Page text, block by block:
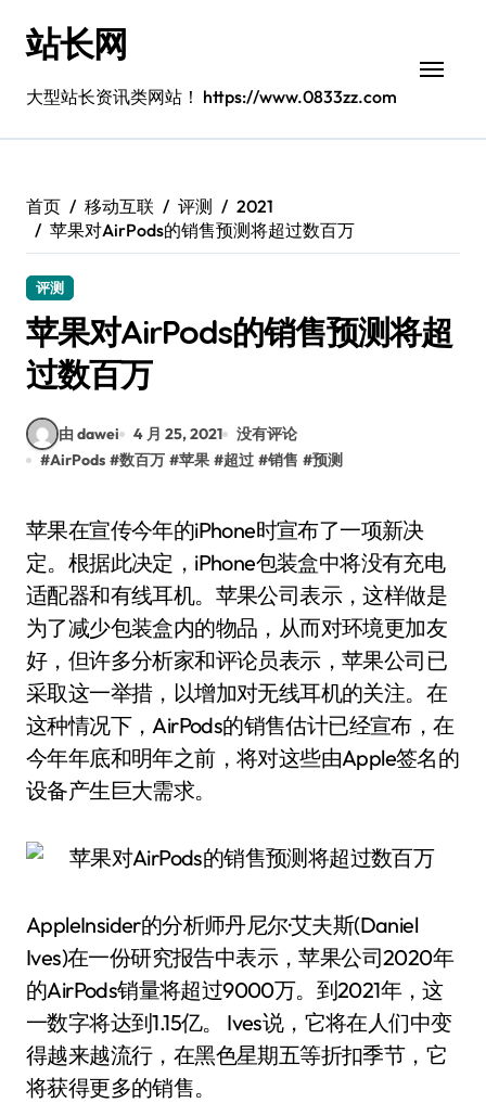
站长网
大型站长资讯类网站！ https://www.0833zz.com
首页 移动互联 评测
2021
苹果对AirPods的销售预测将超过数百万
评测
苹果对AirPods的销售预测将超
过数百万
由 dawei 4 月 25, 2021
没有评论
#AirPods #数百万 #苹果 #超过 #销售 #预测
苹果在宣传今年的iPhone时宣布了一项新决
定。根据此决定，iPhone包装盒中将没有充电
适配器和有线耳机。苹果公司表示，这样做是
为了减少包装盒内的物品，从而对环境更加友
好，但许多分析家和评论员表示，苹果公司已
采取这一举措，以增加对无线耳机的关注。在
这种情况下，AirPods的销售估计已经宣布，在
今年年底和明年之前，将对这些由Apple签名的
设备产生巨大需求。
AppleInsider的分析师丹尼尔·艾夫斯(Daniel
Ives)在一份研究报告中表示，苹果公司2020年
的AirPods销量将超过9000万。到2021年，这
一数字将达到1.15亿。 Ives说，它将在人们中变
得越来越流行，在黑色星期五等折扣季节，它
将获得更多的销售。